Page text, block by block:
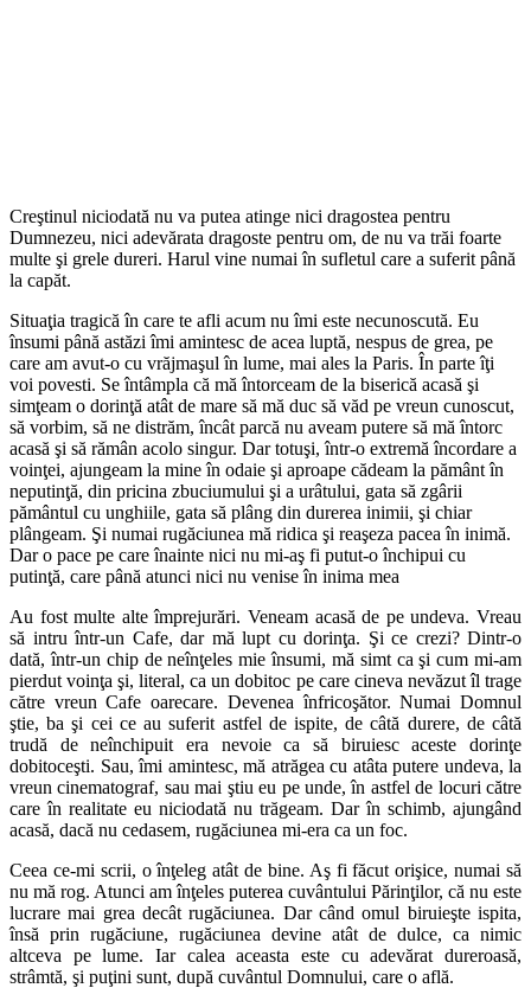
Creştinul niciodată nu va putea atinge nici dragostea pentru
Dumnezeu, nici adevărata dragoste pentru om, de nu va trăi foarte
multe şi grele dureri. Harul vine numai în sufletul care a suferit până
la capăt.
Situaţia tragică în care te afli acum nu îmi este necunoscută. Eu
însumi până astăzi îmi amintesc de acea luptă, nespus de grea, pe
care am avut-o cu vrăjmaşul în lume, mai ales la Paris. În parte îţi
voi povesti. Se întâmpla că mă întorceam de la biserică acasă şi
simţeam o dorinţă atât de mare să mă duc să văd pe vreun cunoscut,
să vorbim, să ne distrăm, încât parcă nu aveam putere să mă întorc
acasă şi să rămân acolo singur. Dar totuşi, într-o extremă încordare a
voinţei, ajungeam la mine în odaie şi aproape cădeam la pământ în
neputinţă, din pricina zbuciumului şi a urâtului, gata să zgârii
pământul cu unghiile, gata să plâng din durerea inimii, şi chiar
plângeam. Şi numai rugăciunea mă ridica şi reaşeza pacea în inimă.
Dar o pace pe care înainte nici nu mi-aş fi putut-o închipui cu
putinţă, care până atunci nici nu venise în inima mea
Au fost multe alte împrejurări. Veneam acasă de pe undeva. Vreau
să intru într-un Cafe, dar mă lupt cu dorinţa. Şi ce crezi? Dintr-o
dată, într-un chip de neînţeles mie însumi, mă simt ca şi cum mi-am
pierdut voinţa şi, literal, ca un dobitoc pe care cineva nevăzut îl trage
către vreun Cafe oarecare. Devenea înfricoşător. Numai Domnul
ştie, ba şi cei ce au suferit astfel de ispite, de câtă durere, de câtă
trudă de neînchipuit era nevoie ca să biruiesc aceste dorinţe
dobitoceşti. Sau, îmi amintesc, mă atrăgea cu atâta putere undeva, la
vreun cinematograf, sau mai ştiu eu pe unde, în astfel de locuri către
care în realitate eu niciodată nu trăgeam. Dar în schimb, ajungând
acasă, dacă nu cedasem, rugăciunea mi-era ca un foc.
Ceea ce-mi scrii, o înţeleg atât de bine. Aş fi făcut orişice, numai să
nu mă rog. Atunci am înţeles puterea cuvântului Părinţilor, că nu este
lucrare mai grea decât rugăciunea. Dar când omul biruieşte ispita,
însă prin rugăciune, rugăciunea devine atât de dulce, ca nimic
altceva pe lume. Iar calea aceasta este cu adevărat dureroasă,
strâmtă, şi puţini sunt, după cuvântul Domnului, care o află.